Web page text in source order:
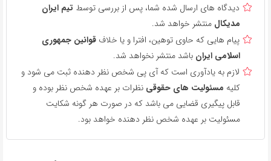
دیدگاه های ارسال شده شما، پس از بررسی توسط تیم ایران
مدیکال منتشر خواهد شد.
پیام هایی که حاوی توهین، افترا و یا خلاف قوانین جمهوری
اسلامی ایران باشد منتشر نخواهد شد.
لازم به یادآوری است که آی پی شخص نظر دهنده ثبت می شود و
کلیه مسئولیت های حقوقی نظرات بر عهده شخص نظر بوده و
قابل پیگیری قضایی می باشد که در صورت هر گونه شکایت
مسئولیت بر عهده شخص نظر دهنده خواهد بود.